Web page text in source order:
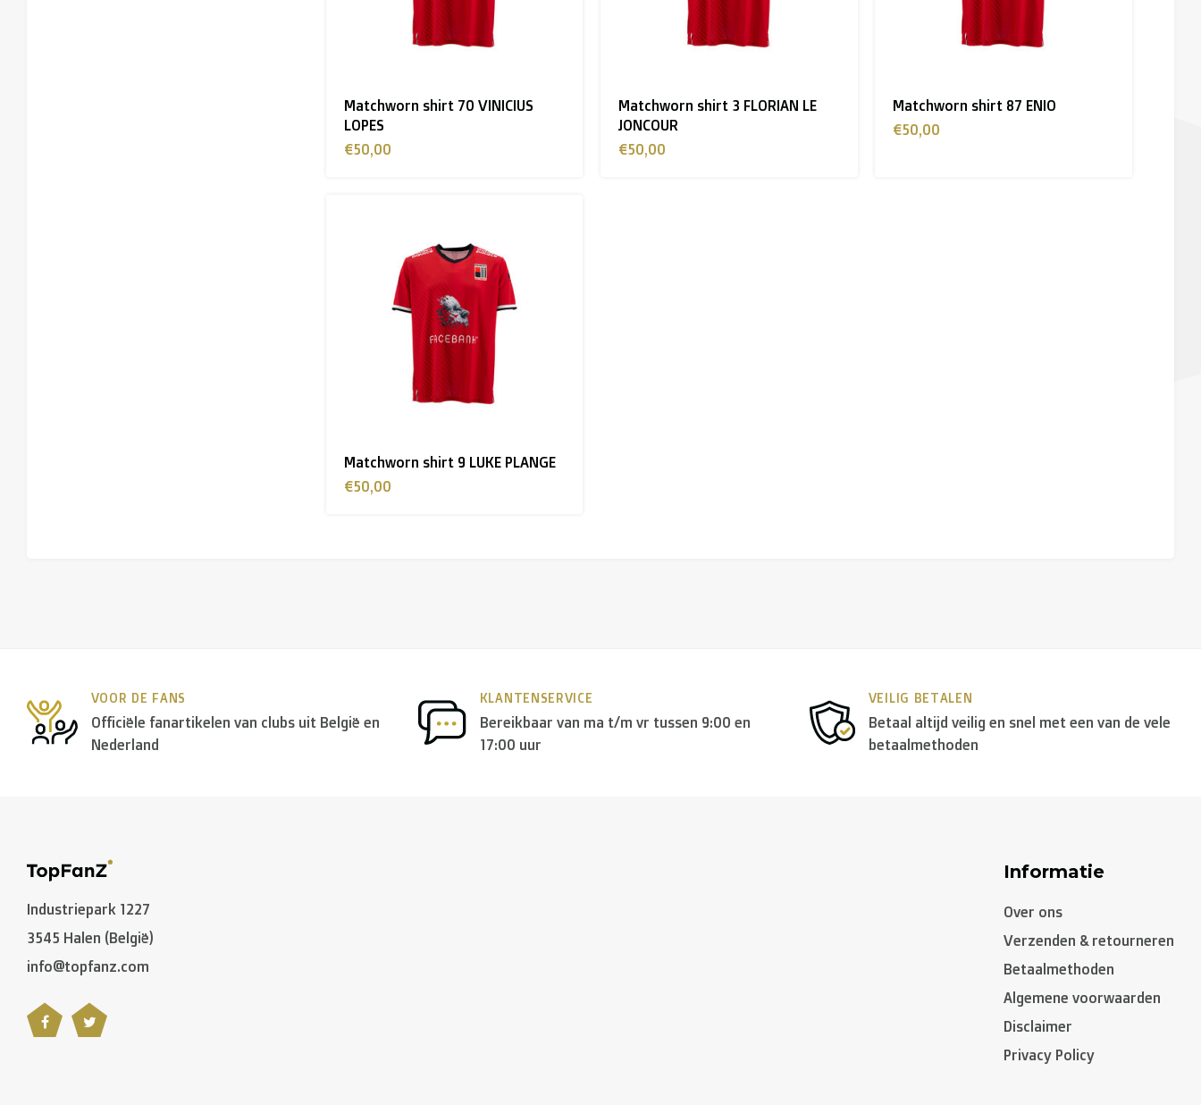
Matchworn shirt 70 VINICIUS
LOPES
€50,00
Matchworn shirt 3 FLORIAN LE
JONCOUR
€50,00
Matchworn shirt 87 ENIO
€50,00
Matchworn shirt 9 LUKE PLANGE
€50,00
VOOR DE FANS
Officiële fanartikelen van clubs uit België en
Nederland
KLANTENSERVICE
Bereikbaar van ma t/m vr tussen 9:00 en
17:00 uur
VEILIG BETALEN
Betaal altijd veilig en snel met een van de vele
betaalmethoden
Industriepark 1227
3545 Halen (België)
info@topfanz.com
Informatie
Over ons
Verzenden & retourneren
Betaalmethoden
Algemene voorwaarden
Disclaimer
Privacy Policy